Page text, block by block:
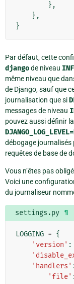
},
},
}
Par défaut, cette
djangode niveau
même niveau que
de Django, sauf que
journalisation que si
messages de niveau
pouvez aussi définir
débogage journalisés
requêtes de base de
Vous n’êtes pas
Voici une
du journaliseur
settings.py ¶
LOGGING = {
'version' :
'handlers'
'file'